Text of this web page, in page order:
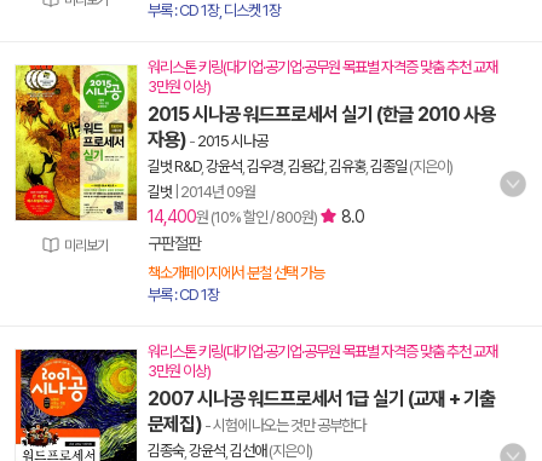
부록 : CD 1장, 디스켓 1장
미리보기
워리스톤 키링(대기업·공기업·공무원 목표별 자격증 맞춤 추천 교재
3만원 이상)
2015 시나공 워드프로세서 실기 (한글 2010 사용
자용) - 2015 시나공
길벗 R&D, 강윤석 김우경 김용갑, 김유홍, 김종일 (지은이)
길벗 2014년 09월
14,400원 (10% 할인 / 800원)
8.0
구판절판
책소개페이지에서 분철 선택 가능
부록 : CD 1장
워리스톤 키링(대기업·공기업·공무원 목표별 자격증 맞춤 추천 교재
3만원 이상)
2007 시나공 워드프로세서 1급 실기 (교재 + 기출
문제집) - 시험에 나오는 것만 공부한다
김종숙, 강윤석 김선애 (지은이)